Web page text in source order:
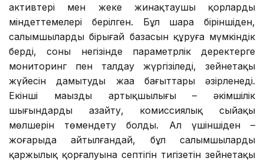
активтері мен жеке жинақтаушы қорлардың
міндеттемелері берілген. Бұл шара біріншіден,
салымшылардың бірыңғай базасын құруға мүмкіндік
берді, соның негізінде параметрлік деректерге
мониторинг пен талдау жүргізіледі, зейнетақы
жүйесін дамытудың жаңа бағыттары әзірленеді.
Екінші маңызды артықшылығы – әкімшілік
шығындарды азайту, комиссиялық сыйақы
мөлшерін төмендету болды. Ал үшіншіден –
жоғарыда айтылғандай, бұл салымшылардың
қаржылық қорғалуына септігін тигізетін зейнетақы